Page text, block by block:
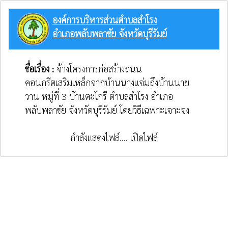
องค์การบริหารส่วนตำบลสำโรง
อำเภอพลับพลาชัย จังหวัดบุรีรัมย์
ชื่อเรื่อง : จ้างโครงการก่อสร้างถนน
คอนกรีตเสริมเหล็กจากบ้านนางแจ่มถึงบ้านนาย
วาน หมู่ที่ 3 บ้านตะโกรี ตำบลสำโรง อำเภอ
พลับพลาชัย จังหวัดบุรีรัมย์ โดยวิธีเฉพาะเจาะจง
กำลังแสดงไฟล์.... เปิดไฟล์